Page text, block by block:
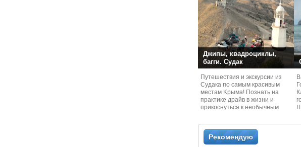
Джипы, квадроциклы,
багги. Судак
Путешествия и экскурcии из
Судaка по самым красивым
местам Kрыма! Познать на
практике драйв в жизни и
прикоснуться к необычным
Рекомендую